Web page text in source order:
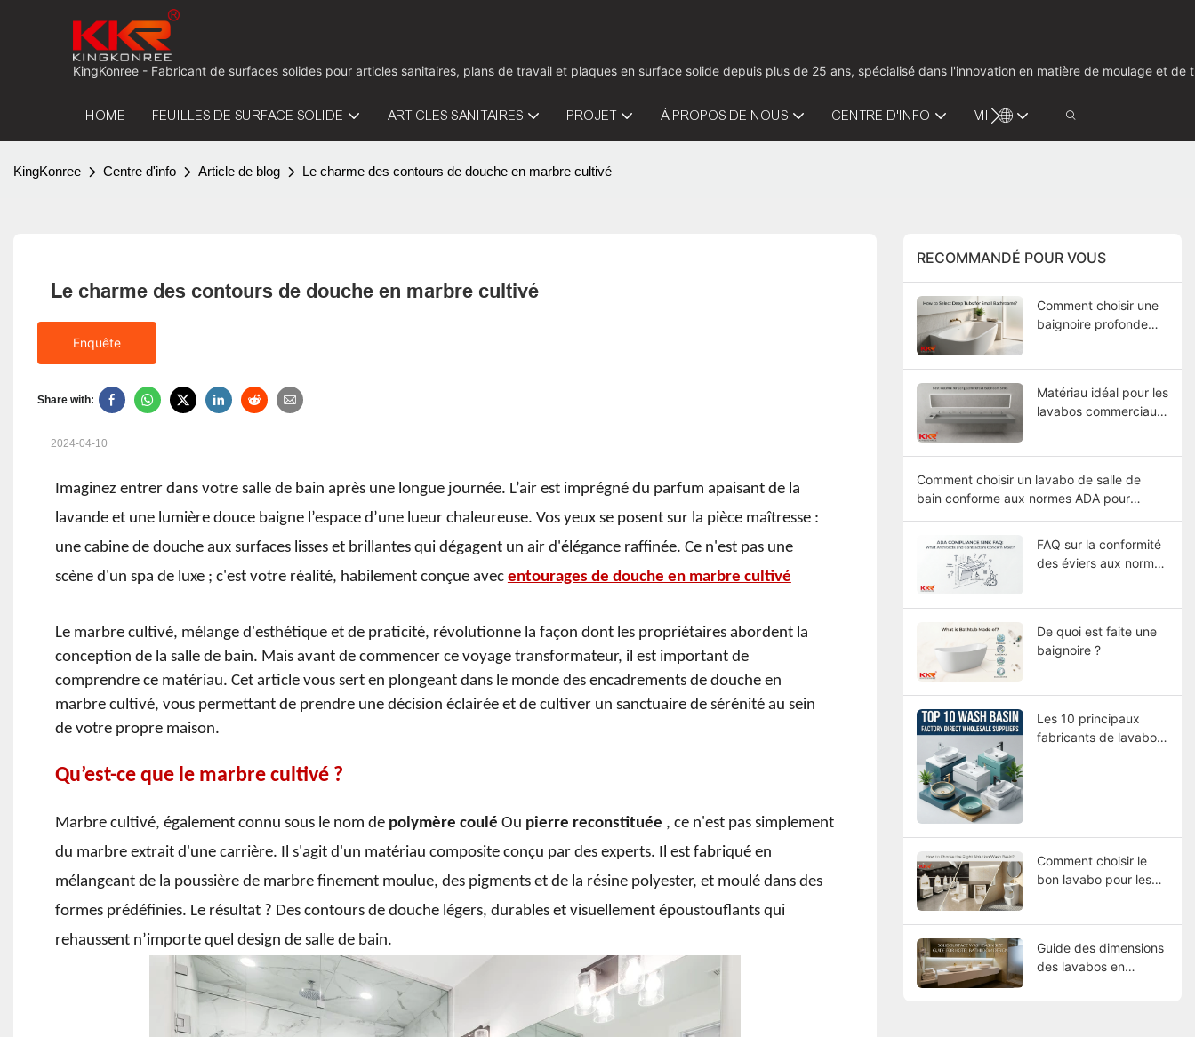
KingKonree - Fabricant de surfaces solides pour articles sanitaires, plans de travail et plaques en surface solide depuis plus de 25 ans, spécialisé dans l'innovation en matière de moulage et de
HOME FEUILLES DE SURFACE SOLIDE ARTICLES SANITAIRES PROJET À PROPOS DE NOUS CENTRE D'INFO VIDÉO CONTACTEZ-NOUS
KingKonree Centre d'info Article de blog Le charme des contours de douche en marbre cultivé
Le charme des contours de douche en marbre cultivé
Enquête
Share with:
2024-04-10
Imaginez entrer dans votre salle de bain après une longue journée. L’air est imprégné du parfum apaisant de la
lavande et une lumière douce baigne l’espace d’une lueur chaleureuse. Vos yeux se posent sur la pièce maîtresse :
une cabine de douche aux surfaces lisses et brillantes qui dégagent un air d'élégance raffinée. Ce n'est pas une
scène d'un spa de luxe ; c'est votre réalité, habilement conçue avec entourages de douche en marbre cultivé
Le marbre cultivé, mélange d'esthétique et de praticité, révolutionne la façon dont les propriétaires abordent la
conception de la salle de bain. Mais avant de commencer ce voyage transformateur, il est important de
comprendre ce matériau. Cet article vous sert en plongeant dans le monde des encadrements de douche en
marbre cultivé, vous permettant de prendre une décision éclairée et de cultiver un sanctuaire de sérénité au sein
de votre propre maison.
Qu’est-ce que le marbre cultivé ?
Marbre cultivé, également connu sous le nom de polymère coulé Ou pierre reconstituée , ce n'est pas simplement
du marbre extrait d'une carrière. Il s'agit d'un matériau composite conçu par des experts. Il est fabriqué en
mélangeant de la poussière de marbre finement moulue, des pigments et de la résine polyester, et moulé dans des
formes prédéfinies. Le résultat ? Des contours de douche légers, durables et visuellement époustouflants qui
rehaussent n’importe quel design de salle de bain.
RECOMMANDÉ POUR VOUS
Comment choisir une
baignoire profonde
Matériau idéal pour les
lavabos commerciaux
Comment choisir un lavabo de salle de
bain conforme aux normes ADA pour
FAQ sur la conformité
des éviers aux normes
architectes et des
entrepreneurs ?
De quoi est faite une
baignoire ?
Les 10 principaux
fabricants de lavabos
Comment choisir le
bon lavabo pour les
Guide des dimensions
des lavabos en